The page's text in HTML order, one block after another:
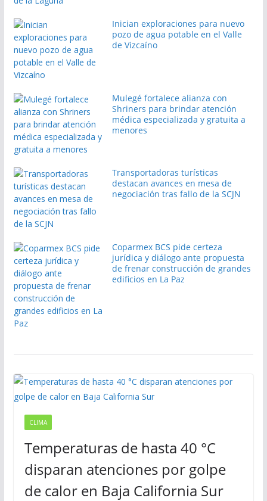
Inician exploraciones para nuevo
pozo de agua potable en el Valle
de Vizcaíno
Mulegé fortalece alianza con
Shriners para brindar atención
médica especializada y gratuita a
menores
Transportadoras turísticas
destacan avances en mesa de
negociación tras fallo de la SCJN
Coparmex BCS pide certeza
jurídica y diálogo ante propuesta
de frenar construcción de grandes
edificios en La Paz
CLIMA
Temperaturas de hasta 40 °C
disparan atenciones por golpe
de calor en Baja California Sur